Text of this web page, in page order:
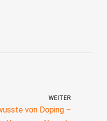
WEITER
von Doping –